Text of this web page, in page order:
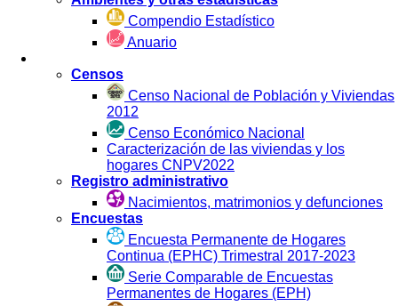
Compendio Estadístico
Anuario
Censos
Censo Nacional de Población y Viviendas
2012
Censo Económico Nacional
Caracterización de las viviendas y los
hogares CNPV2022
Registro administrativo
Nacimientos, matrimonios y defunciones
Encuestas
Encuesta Permanente de Hogares
Continua (EPHC) Trimestral 2017-2023
Serie Comparable de Encuestas
Permanentes de Hogares (EPH)